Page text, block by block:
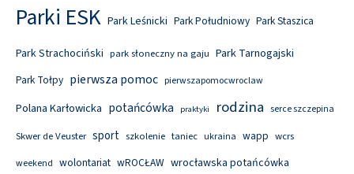
Parki ESK Park Leśnicki Park Południowy Park Staszica
Park Strachociński park słoneczny na gaju Park Tarnogajski
Park Tołpy pierwsza pomoc pierwszapomocwroclaw
Polana Karłowicka potańcówka praktyki rodzina serce szczepina
Skwer de Veuster sport szkolenie taniec ukraina wapp wcrs
weekend wolontariat wROCŁAW wrocławska potańcówka